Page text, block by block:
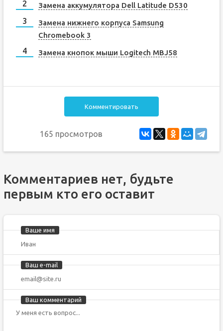
Замена аккумулятора Dell Latitude D530
Замена нижнего корпуса Samsung
Chromebook 3
Замена кнопок мыши Logitech MBJ58
Комментировать
165 просмотров
Комментариев нет, будьте
первым кто его оставит
Ваше имя
Ваш e-mail
Ваш комментарий